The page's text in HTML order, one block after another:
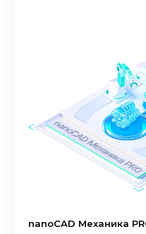
nanoCAD Механика